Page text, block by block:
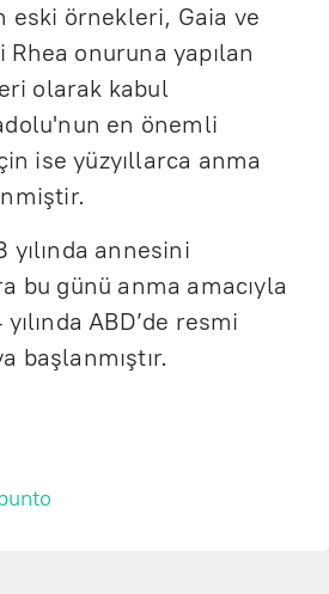
eski örnekleri, Gaia ve
Rhea onuruna yapılan
olarak kabul
en önemli
ise yüzyıllarca anma
yılında annesini
bu günü anma amacıyla
ABD’de resmi
başlanmıştır.